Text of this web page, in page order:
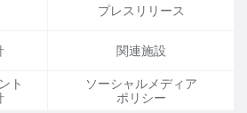
プレスリリース
関連施設
ト
ソーシャルメディア
ポリシー